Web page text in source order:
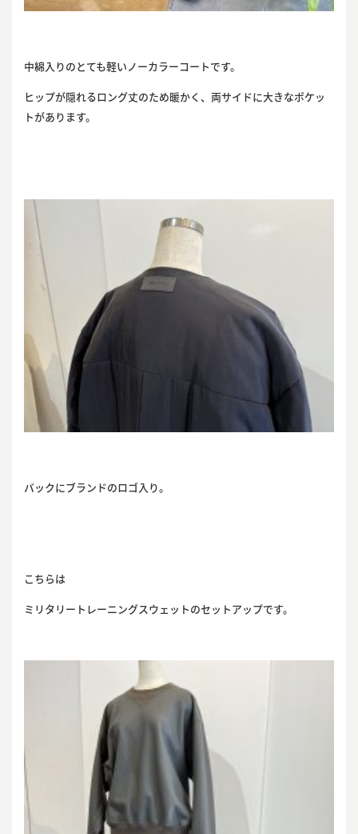
中綿入りのとても軽いノーカラーコートです。
ヒップが隠れるロング丈のため暖かく、両サイドに大きなポケッ
トがあります。
バックにブランドのロゴ入り。
こちらは
ミリタリートレーニングスウェットのセットアップです。